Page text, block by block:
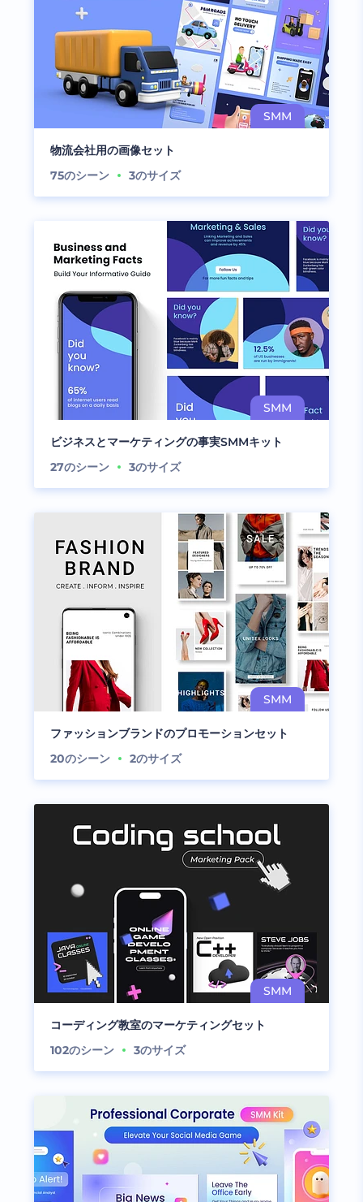
物流会社用の画像セット
75のシーン 3のサイズ
ビジネスとマーケティングの事実SMMキット
27のシーン 3のサイズ
ファッションブランドのプロモーションセット
20のシーン 2のサイズ
コーディング教室のマーケティングセット
102のシーン 3のサイズ